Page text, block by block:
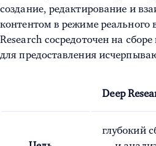
создание, редактирование и
контентом в режиме реального
Research сосредоточен на
для предоставления
Deep
глубокий